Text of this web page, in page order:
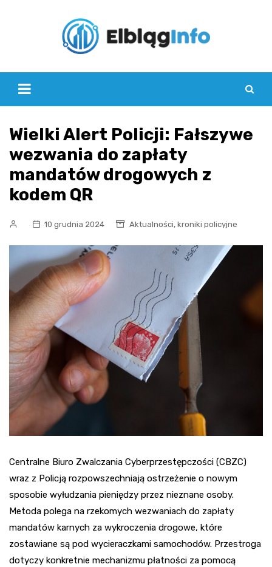
Wielki Alert Policji: Fałszywe
wezwania do zapłaty
mandatów drogowych z
kodem QR
10 grudnia 2024 Aktualności, kroniki policyjne
Centralne Biuro Zwalczania Cyberprzestępczości (CBZC)
wraz z Policją rozpowszechniają ostrzeżenie o nowym
sposobie wyłudzania pieniędzy przez nieznane osoby.
Metoda polega na rzekomych wezwaniach do zapłaty
mandatów karnych za wykroczenia drogowe, które
zostawiane są pod wycieraczkami samochodów. Przestroga
dotyczy konkretnie mechanizmu płatności za pomocą